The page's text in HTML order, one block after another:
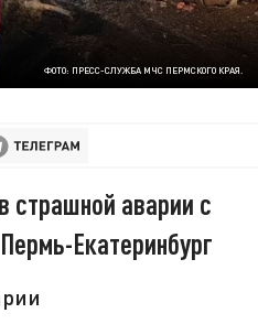
ФОТО: ПРЕСС-СЛУЖБА МЧС ПЕРМСКОГО КРАЯ.
страшной аварии с
Екатеринбург